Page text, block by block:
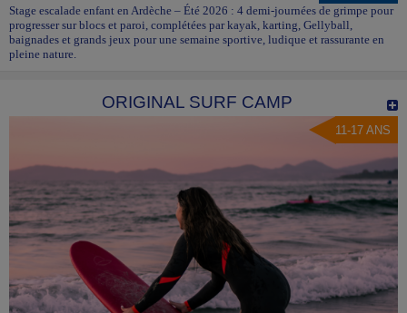
Stage escalade enfant en Ardèche – Été 2026 : 4 demi-journées de grimpe pour
progresser sur blocs et paroi, complétées par kayak, karting, Gellyball,
baignades et grands jeux pour une semaine sportive, ludique et rassurante en
pleine nature.
ORIGINAL SURF CAMP
11-17 ANS